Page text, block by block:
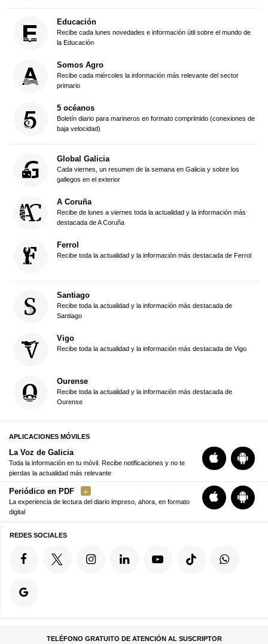
Educación
Recibe cada lunes novedades e información útil sobre el mundo de
la Educación
Somos Agro
Recibe cada miércoles la información más relevante del sector
primario
5 océanos
Boletín diario para marineros en formato comprimido (conexiones de
baja velocidad)
Global Galicia
Cada viernes, un resumen de la semana en Galicia y sobre los
gallegos en el exterior
A Coruña
Recibe de lunes a viernes toda la actualidad y la información más
destacada de A Coruña
Ferrol
Recibe toda la actualidad y la información más destacada de Ferrol
Santiago
Recibe toda la actualidad y la información más destacada de
Santiago
Vigo
Recibe toda la actualidad y la información más destacada de Vigo
Ourense
Recibe toda la actualidad y la información más destacada de
Ourense
APLICACIONES MÓVILES
La Voz de Galicia
Toda la información en tu móvil. Recibe notificaciones y no te
pierdas la actualidad más relevante
Periódico en PDF
La experiencia de lectura del diario impreso, ahora, en formato
digital
REDES SOCIALES
TELÉFONO GRATUITO DE ATENCIÓN AL SUSCRIPTOR